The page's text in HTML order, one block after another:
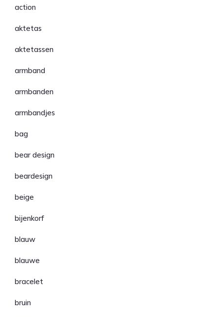
action
aktetas
aktetassen
armband
armbanden
armbandjes
bag
bear design
beardesign
beige
bijenkorf
blauw
blauwe
bracelet
bruin